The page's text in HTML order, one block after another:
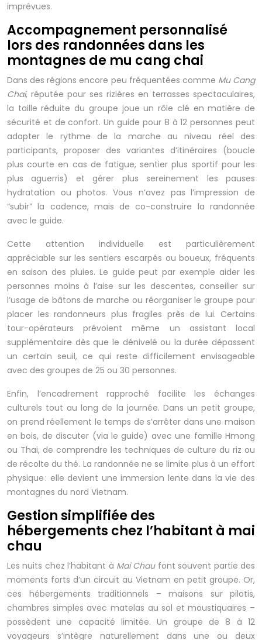
imprévues.
Accompagnement personnalisé
lors des randonnées dans les
montagnes de mu cang chai
Dans des régions encore peu fréquentées comme Mu Cang
Chai, réputée pour ses rizières en terrasses spectaculaires,
la taille réduite du groupe joue un rôle clé en matière de
sécurité et de confort. Un guide pour 8 à 12 personnes peut
adapter le rythme de la marche au niveau réel des
participants, proposer des variantes d’itinéraires (boucle
plus courte en cas de fatigue, sentier plus sportif pour les
plus aguerris) et gérer plus sereinement les pauses
hydratation ou photos. Vous n’avez pas l’impression de
“subir” la cadence, mais de co-construire la randonnée
avec le guide.
Cette attention individuelle est particulièrement
appréciable sur les sentiers escarpés ou boueux, fréquents
en saison des pluies. Le guide peut par exemple aider les
personnes moins à l’aise sur les descentes, conseiller sur
l’usage de bâtons de marche ou réorganiser le groupe pour
placer les randonneurs plus fragiles près de lui. Certains
tour-opérateurs prévoient même un assistant local
supplémentaire dès que le dénivelé ou la durée dépassent
un certain seuil, ce qui reste difficilement envisageable
avec des groupes de 25 ou 30 personnes.
Enfin, l’encadrement rapproché facilite les échanges
culturels tout au long de la journée. Dans un petit groupe,
on prend réellement le temps de s’arrêter dans une maison
en bois, de discuter (via le guide) avec une famille Hmong
ou Thai, de comprendre les techniques de culture du riz ou
de récolte du thé. La randonnée ne se limite plus à un effort
physique : elle devient une immersion lente dans la vie des
montagnes du nord Vietnam.
Gestion simplifiée des
hébergements chez l’habitant à mai
chau
Les nuits chez l’habitant à Mai Chaufont souvent partie des
moments forts d’un circuit au Vietnam en petit groupe. Or,
ces hébergements traditionnels – maisons sur pilotis,
chambres simples avec matelas au sol et moustiquaires –
possèdent une capacité limitée. Un groupe de 8 à 12
voyageurs s’intègre naturellement dans une ou deux